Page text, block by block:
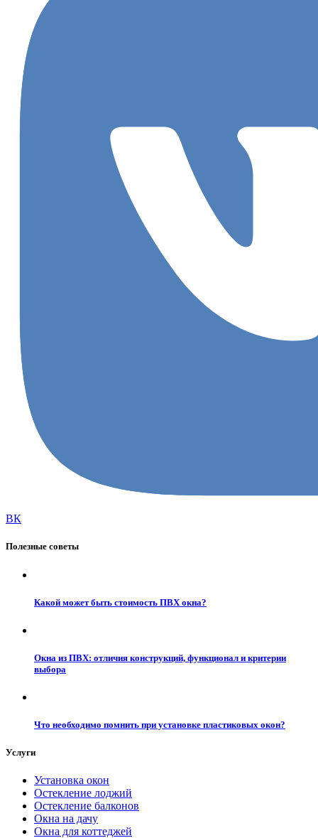
ВК
Полезные советы
Какой может быть стоимость ПВХ окна?
Окна из ПВХ: отличия конструкций, функционал и критерии
выбора
Что необходимо помнить при установке пластиковых окон?
Услуги
Установка окон
Остекление лоджий
Остекление балконов
Окна на дачу
Окна для коттеджей